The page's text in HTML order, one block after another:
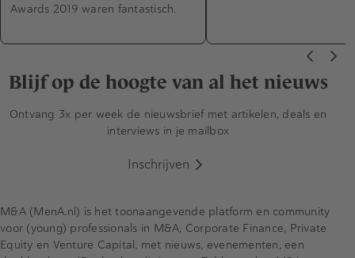
Awards 2019 waren fantastisch.
Blijf op de hoogte van al het nieuws
Ontvang 3x per week de nieuwsbrief met artikelen, deals en
interviews in je mailbox
Inschrijven
M&A (MenA.nl) is het toonaangevende platform en community
voor (young) professionals in M&A, Corporate Finance, Private
Equity en Venture Capital, met nieuws, evenementen, een